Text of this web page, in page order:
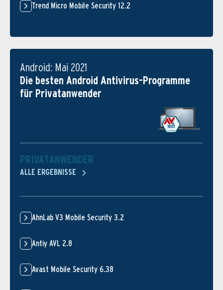
Trend Micro Mobile Security 12.2
Android: Mai 2021
Die besten Android Antivirus-Programme
für Privatanwender
PRIVATANWENDER
ALLE ERGEBNISSE
AhnLab V3 Mobile Security 3.2
Antiy AVL 2.8
Avast Mobile Security 6.38